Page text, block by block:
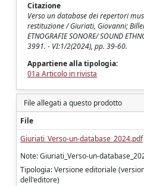
Citazione
Verso un database dei repertori
restituzione / Giuriati, Giovanni;
ETNOGRAFIE SONORE/ SOUND
3991. - VI:1/2(2024), pp. 39-60.
Appartiene alla tipologia:
01a Articolo in rivista
File allegati a questo prodotto
File
Giuriati_Verso-un-database_2024.pdf
Note: Giuriati_Verso-un-
Tipologia: Versione editoriale
dell'editore)